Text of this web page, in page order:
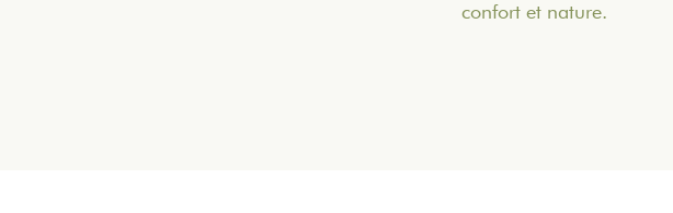
confort et nature.